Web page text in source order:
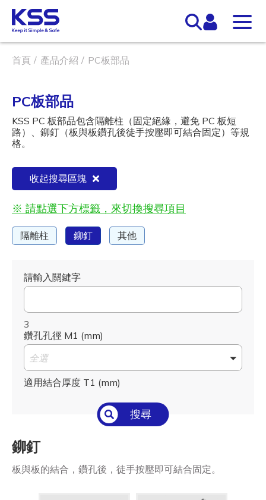
首頁 產品介紹 PC板部品
PC板部品
KSS PC 板部品包含隔離柱（固定絕緣，避免 PC 板短
路）、鉚釘（板與板鑽孔後徒手按壓即可結合固定）等規
格。
收起搜尋區塊
※ 請點選下方標籤，來切換搜尋項目
隔離柱 鉚釘 其他
請輸入關鍵字
3
鑽孔孔徑 M1 (mm)
全選
適用結合厚度 T1 (mm)
全選
搜尋
鉚釘
板與板的結合，鑽孔後，徒手按壓即可結合固定。